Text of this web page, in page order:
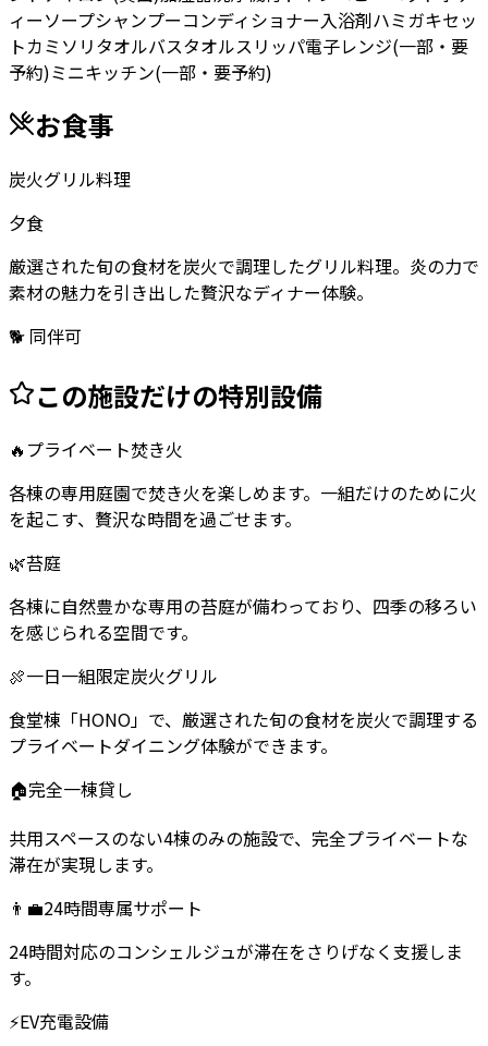
ィーソープシャンプーコンディショナー 入浴剤ハミガキセッ
トカミソリタオルバスタオルスリッパ電子レンジ(一部・要
予約)ミニキッチン(一部・要予約)
お食事
炭火グリル料理
夕食
厳選された旬の食材を炭火で調理したグリル料理。炎の力で
素材の魅力を引き出した贅沢なディナー体験。
🐕 同伴可
この施設だけの特別設備
🔥 プライベート焚き火
各棟の専用庭園で焚き火を楽しめます。一組だけのために火
を起こす、贅沢な時間を過ごせます。
🌿苔庭
各棟に自然豊かな専用の苔庭が備わっており、四季の移ろい
を感じられる空間です。
🍖一日一組限定炭火グリル
食堂棟「HONO」で、厳選された旬の食材を炭火で調理する
プライベートダイニング体験ができます。
🏠完全一棟貸し
共用スペースのない4棟のみの施設で、完全プライベートな
滞在が実現します。
👨‍💼24時間専属サポート
24時間対応のコンシェルジュが滞在をさりげなく支援しま
す。
⚡EV充電設備